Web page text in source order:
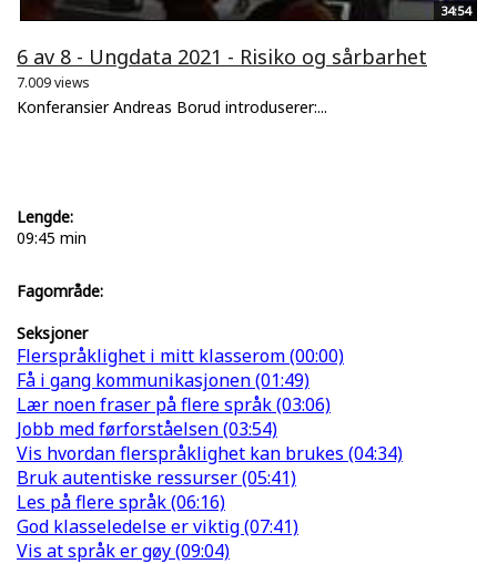
34:54
6 av 8 - Ungdata 2021 - Risiko og sårbarhet
7.009 views
Konferansier Andreas Borud introduserer:...
Lengde:
09:45 min
Fagområde:
Seksjoner
Flerspråklighet i mitt klasserom (00:00)
Få i gang kommunikasjonen (01:49)
Lær noen fraser på flere språk (03:06)
Jobb med førforståelsen (03:54)
Vis hvordan flerspråklighet kan brukes (04:34)
Bruk autentiske ressurser (05:41)
Les på flere språk (06:16)
God klasseledelse er viktig (07:41)
Vis at språk er gøy (09:04)